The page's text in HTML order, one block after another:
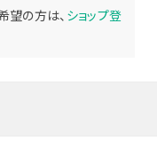
望の方は、 ショップ登